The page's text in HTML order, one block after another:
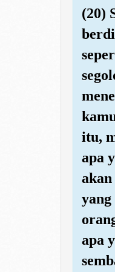
(20)
itu,
apa
apa